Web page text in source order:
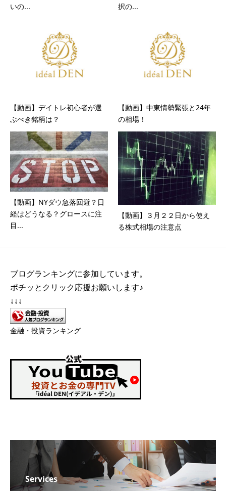
いの...
択の...
【動画】デイトレ初心者が選
ぶべき銘柄は？
【動画】中東情勢緊張と24年
の相場！
【動画】NYダウ急落回避？日
経はどうなる？グロースに注
目...
【動画】３月２２日から使え
る株式相場の注意点
ブログランキングに参加しています。
ポチッとクリック応援お願いします♪
↓↓↓
金融・投資ランキング
Services